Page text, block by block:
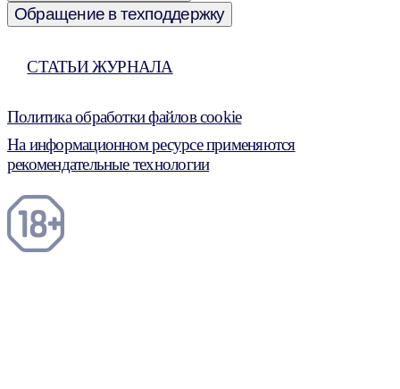
Обращение в техподдержку
СТАТЬИ ЖУРНАЛА
Политика обработки файлов cookie
На информационном ресурсе применяются
рекомендательные технологии